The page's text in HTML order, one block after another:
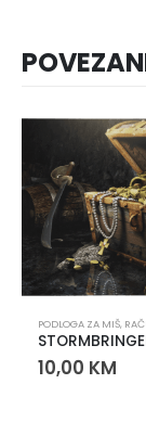
PODLOGA ZA MIŠ,
10,00 KM